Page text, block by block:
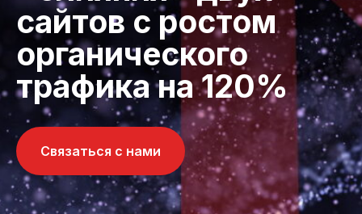
сайтов с ростом
органического
трафика на 120%
Связаться с нами